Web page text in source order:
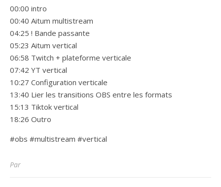
00:00 intro
00:40 Aitum multistream
04:25 ! Bande passante
05:23 Aitum vertical
06:58 Twitch + plateforme verticale
07:42 YT vertical
10:27 Configuration verticale
13:40 Lier les transitions OBS entre les formats
15:13 Tiktok vertical
18:26 Outro
#obs #multistream #vertical
Par